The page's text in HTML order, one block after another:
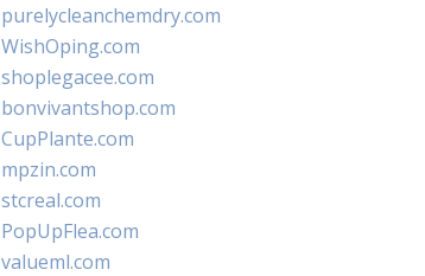
purelycleanchemdry.com
WishOping.com
shoplegacee.com
bonvivantshop.com
CupPlante.com
mpzin.com
stcreal.com
PopUpFlea.com
valueml.com